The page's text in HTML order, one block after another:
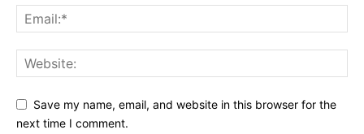
Save my name, email, and website in this browser for the
next time I comment.